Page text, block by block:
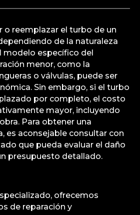
o reemplazar el turbo de un
de la naturaleza
modelo específico del
menor, como la
o válvulas, puede ser
Sin embargo, si el turbo
por completo, el costo
mayor, incluyendo
Para obtener una
es aconsejable consultar con
que pueda evaluar el daño
presupuesto detallado.
ofrecemos
de reparación y